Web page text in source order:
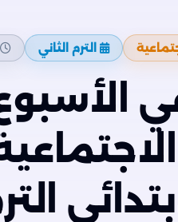
الترم الثاني